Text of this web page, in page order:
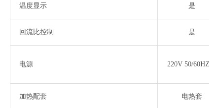
温度显示 是
回流比控制 是
电源 220V 50/60HZ1P
加热配套 电热套